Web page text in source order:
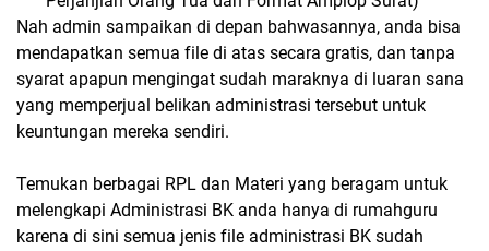
Nah admin sampaikan di depan bahwasannya, anda bisa
mendapatkan semua file di atas secara gratis, dan tanpa
syarat apapun mengingat sudah maraknya di luaran sana
yang memperjual belikan administrasi tersebut untuk
keuntungan mereka sendiri.
Temukan berbagai RPL dan Materi yang beragam untuk
melengkapi Administrasi BK anda hanya di rumahguru
karena di sini semua jenis file administrasi BK sudah